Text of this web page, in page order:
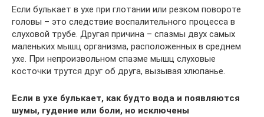
Если булькает в ухе при глотании или резком повороте
головы – это следствие воспалительного процесса в
слуховой трубе. Другая причина – спазмы двух самых
маленьких мышц организма, расположенных в среднем
ухе. При непроизвольном спазме мышц слуховые
косточки трутся друг об друга, вызывая хлюпанье.
Если в ухе булькает, как будто вода и появляются
шумы, гудение или боли, но исключены